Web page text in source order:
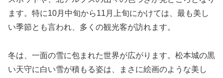
ます。特に10月中旬から11月上旬にかけては、最も美し
い季節とも言われ、多くの観光客が訪れます。
冬は、一面の雪に包まれた世界が広がります。松本城の黒
い天守に白い雪が積もる姿は、まさに絵画のような美し